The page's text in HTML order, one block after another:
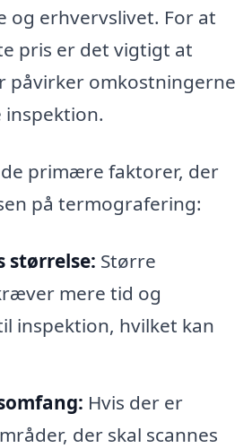
og erhvervslivet. For at
pris er det vigtigt at
påvirker omkostningerne
inspektion.
primære faktorer, der
på termografering:
størrelse: Større
mere tid og
inspektion, hvilket kan
Hvis der er
der skal scannes